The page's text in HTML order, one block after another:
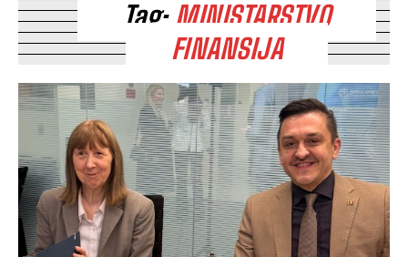
Tag: MINISTARSTVO
FINANSIJA